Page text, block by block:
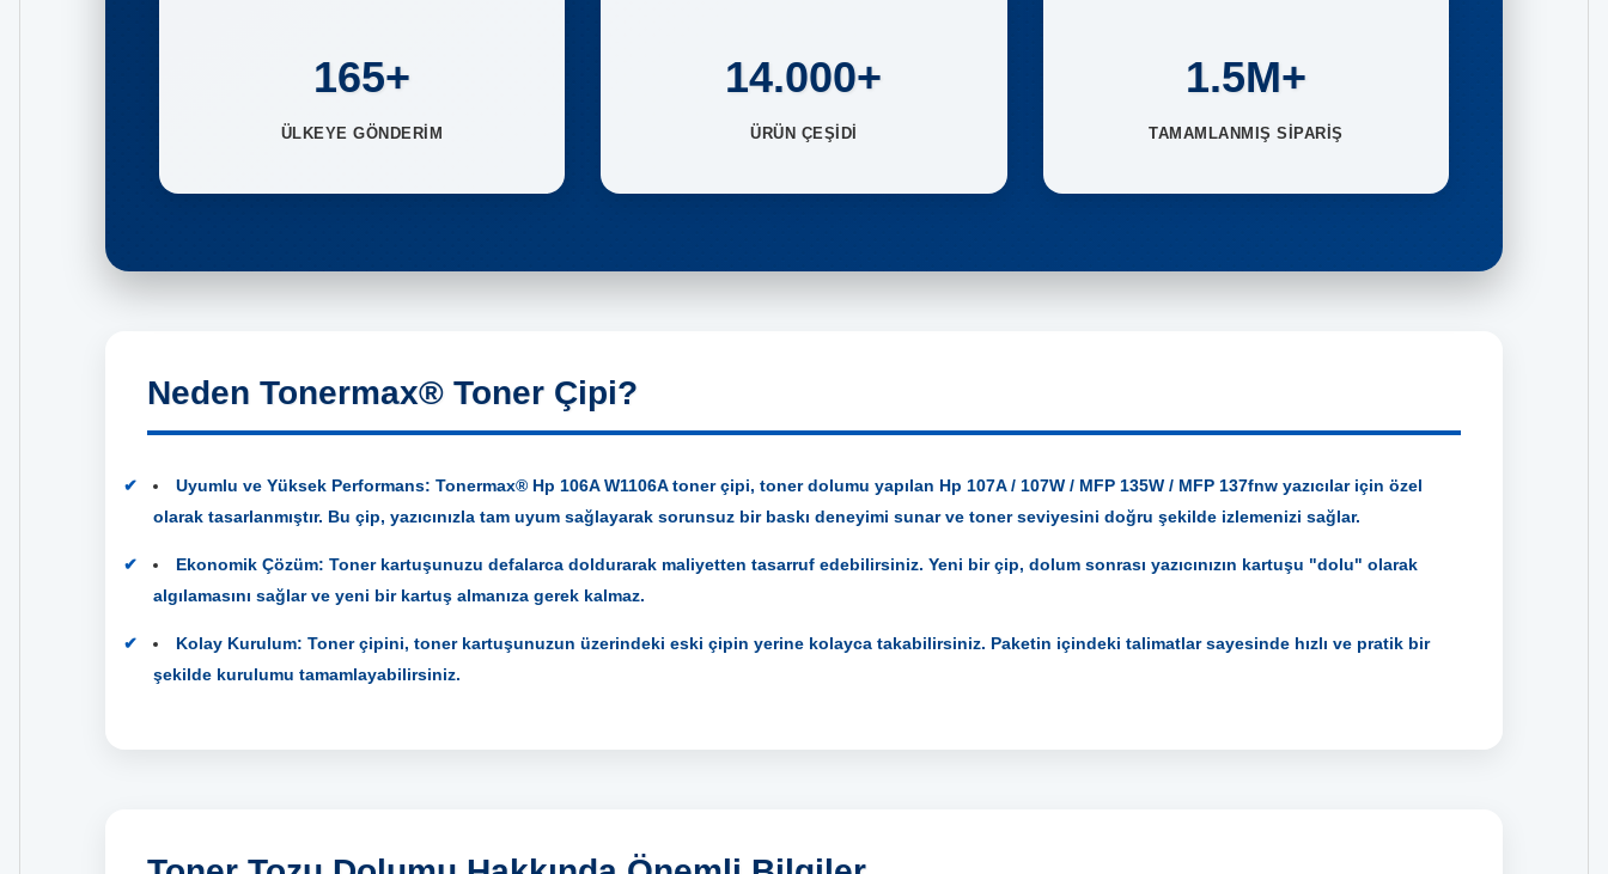
165+
ÜLKEYE GÖNDERİM
14.000+
ÜRÜN ÇEŞİDİ
1.5M+
TAMAMLANMIŞ SİPARİŞ
Neden Tonermax® Toner Çipi?
Uyumlu ve Yüksek Performans: Tonermax® Hp 106A W1106A toner çipi, toner dolumu yapılan Hp 107A / 107W / MFP 135W / MFP 137fnw yazıcılar için özel
olarak tasarlanmıştır. Bu çip, yazıcınızla tam uyum sağlayarak sorunsuz bir baskı deneyimi sunar ve toner seviyesini doğru şekilde izlemenizi sağlar.
Ekonomik Çözüm: Toner kartuşunuzu defalarca doldurarak maliyetten tasarruf edebilirsiniz. Yeni bir çip, dolum sonrası yazıcınızın kartuşu "dolu" olarak
algılamasını sağlar ve yeni bir kartuş almanıza gerek kalmaz.
Kolay Kurulum: Toner çipini, toner kartuşunuzun üzerindeki eski çipin yerine kolayca takabilirsiniz. Paketin içindeki talimatlar sayesinde hızlı ve pratik bir
şekilde kurulumu tamamlayabilirsiniz.